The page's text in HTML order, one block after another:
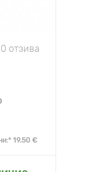
0 отзива
19.50 €